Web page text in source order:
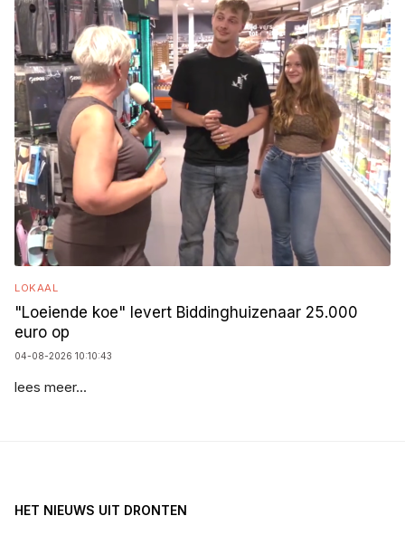
LOKAAL
"Loeiende koe" levert Biddinghuizenaar 25.000
euro op
04-08-2026 10:10:43
lees meer...
HET NIEUWS UIT DRONTEN